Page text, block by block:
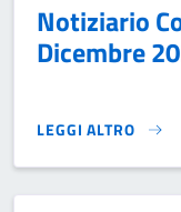
Notiziario
Dicembre
LEGGI ALTRO
NOTIZIARIO